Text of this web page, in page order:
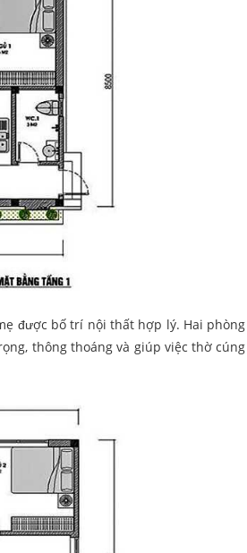
được bố trí nội thất hợp lý. Hai phòng
thông thoáng và giúp việc thờ cúng